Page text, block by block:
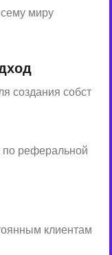
миру
создания собст
по реферальной
клиентам